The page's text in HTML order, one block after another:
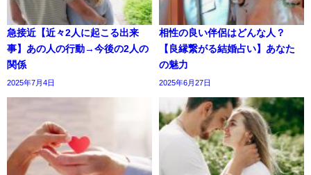
急接近【近々2人に起こる出来
事】あの人の行動→今後の2人の
関係
2025年7月4日
相性の良い伴侶はどんな人？
【良縁繋がる結婚占い】あなた
の魅力
2025年6月27日